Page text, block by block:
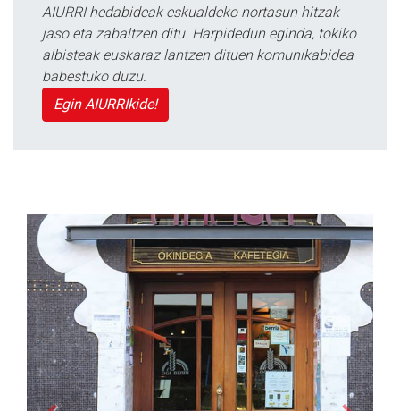
AIURRI hedabideak eskualdeko nortasun hitzak
jaso eta zabaltzen ditu. Harpidedun eginda, tokiko
albisteak euskaraz lantzen dituen komunikabidea
babestuko duzu.
Egin AIURRIkide!